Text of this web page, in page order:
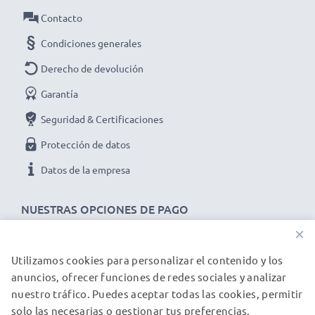
Datos técnicos del battery pack de repuesto SLB-
Marca:CELLONIC
Capacidad: 650mAh
Voltaje: 3.6V - 3.7V
Tecnología : Ion de litio
Color : negro
★ 3 años de garantía ★
productos de alta calidad. ¡Por esa razón ofrecemos 3
NUESTRAS OPCIONES DE PAGO
Contacto
Condiciones generales
Derecho de devolución
Garantía
Seguridad & Certificaciones
Protección de datos
Datos de la empresa
NUESTROS PARTNERS DE ENVÍO
×
Utilizamos cookies para personalizar el contenido y los
anuncios, ofrecer funciones de redes sociales y analizar
nuestro tráfico. Puedes aceptar todas las cookies, permitir
solo las necesarias o gestionar tus preferencias.